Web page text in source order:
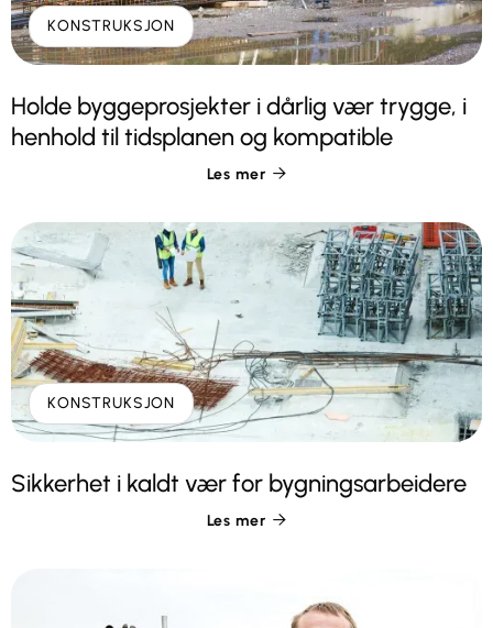
KONSTRUKSJON
Holde byggeprosjekter i dårlig vær trygge, i
henhold til tidsplanen og kompatible
Les mer 
KONSTRUKSJON
Sikkerhet i kaldt vær for bygningsarbeidere
Les mer 